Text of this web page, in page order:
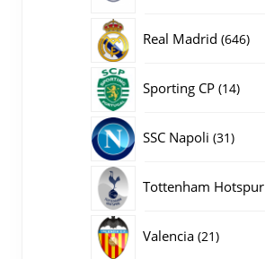
Real Madrid 646646
Sporting CP 1414
SSC Napoli 3131
Tottenham Hotspur
Valencia 2121